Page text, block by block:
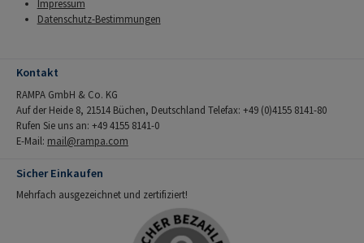
Impressum
Datenschutz-Bestimmungen
Kontakt
RAMPA GmbH & Co. KG
Auf der Heide 8, 21514 Büchen, Deutschland Telefax: +49 (0)4155 8141-80
Rufen Sie uns an: +49 4155 8141-0
E-Mail: mail@rampa.com
Sicher Einkaufen
Mehrfach ausgezeichnet und zertifiziert!